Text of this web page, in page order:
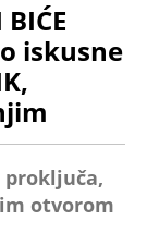
iskusne
proključa,
otvorom